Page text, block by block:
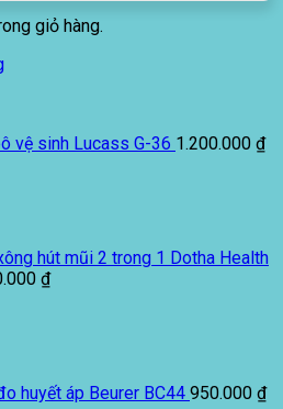
giỏ hàng.
vệ sinh Lucass G-36 1.200.000 ₫
hút mũi 2 trong 1 Dotha Health
₫
huyết áp Beurer BC44 950.000 ₫